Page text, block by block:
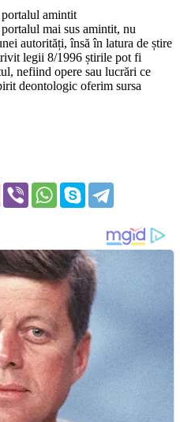
portalul amintit
mai sus amintit, nu
autorități, însă în latura de știre
legii 8/1996 știrile pot fi
nefiind opere sau lucrări ce
deontologic oferim sursa